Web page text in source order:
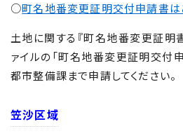
○町名地番変更証明交付申請書
土地に関する『町名地番変更証明
ァイルの「町名地番変更証明交付
都市整備課まで申請してください。
笠沙区域